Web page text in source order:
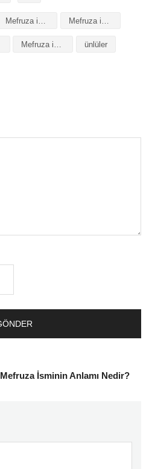
Mefruza isminin numerolojisi ünlüler
Mefruza İsminin Anlamı Nedir?